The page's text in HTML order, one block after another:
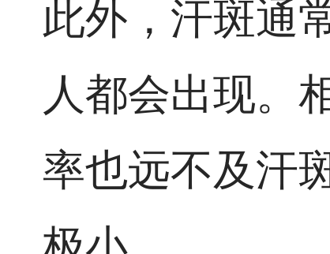
此外，汗斑通
人都会出现。
率也远不及汗